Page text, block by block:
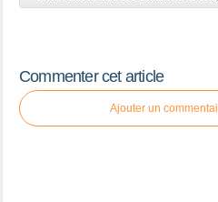
Commenter cet article
Ajouter un